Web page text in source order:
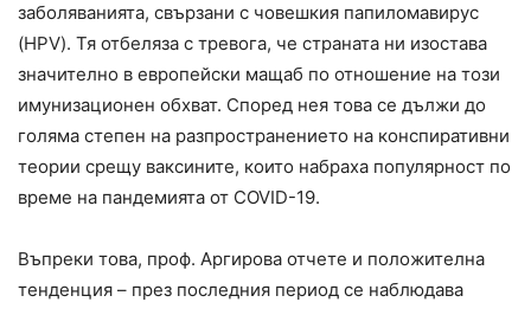
заболяванията, свързани с човешкия папиломавирус
(HPV). Тя отбеляза с тревога, че страната ни изостава
значително в европейски мащаб по отношение на този
имунизационен обхват. Според нея това се дължи до
голяма степен на разпространението на конспиративни
теории срещу ваксините, които набраха популярност по
време на пандемията от COVID-19.
Въпреки това, проф. Аргирова отчете и положителна
тенденция – през последния период се наблюдава